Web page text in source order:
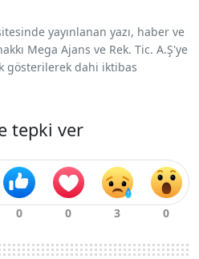
yayınlanan yazı, haber ve
Mega Ajans ve Rek. Tic. A.Ş'ye
gösterilerek dahi iktibas
tepki ver